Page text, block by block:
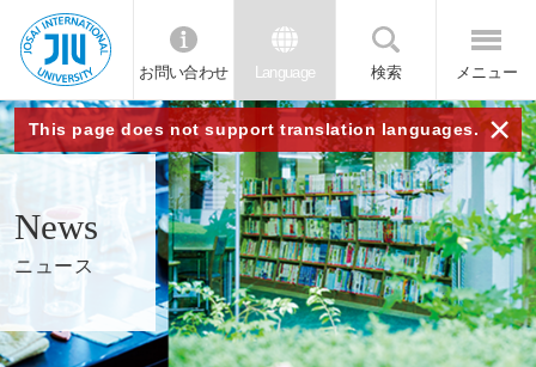
JIU
城西
国際
大学
お問い合わせ Language 検索 メニュー
This page does not support translation languages. ×
News
ニュース